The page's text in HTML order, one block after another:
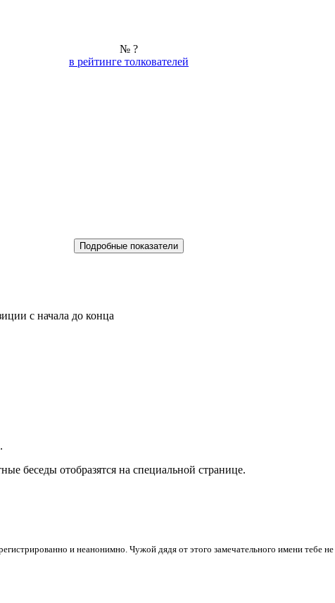
№ ?
в рейтинге толкователей
Подробные показатели
c начала до конца
беседы отобразятся на специальной странице.
и неанонимно. Чужой дядя от этого замечательного имени тебе